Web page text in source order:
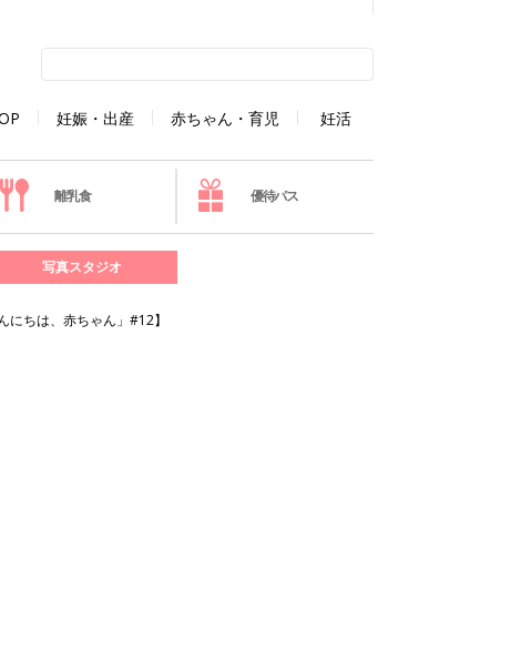
妊娠・出産 赤ちゃん・育児 妊活
離乳食 優待パス
写真スタジオ
ちは、赤ちゃん」#12】